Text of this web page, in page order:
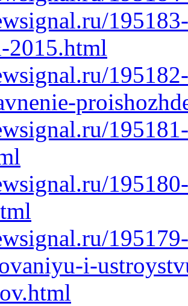
2015.html
i-